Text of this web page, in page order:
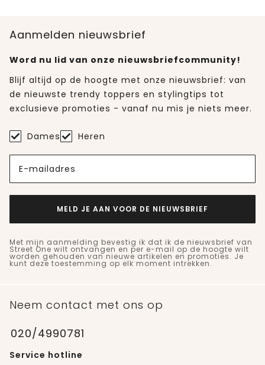
Aanmelden nieuwsbrief
Word nu lid van onze nieuwsbriefcommunity!
Blijf altijd op de hoogte met onze nieuwsbrief: van
de nieuwste trendy toppers en stylingtips tot
exclusieve promoties - vanaf nu mis je niets meer.
Dames Heren
E-mailadres
MELD JE AAN VOOR DE NIEUWSBRIEF
Met mijn aanmelding bevestig ik dat ik de nieuwsbrief van
Street One wilt ontvangen en per e-mail op de hoogte wilt
worden gehouden van nieuwe artikelen en promoties. Je
kunt deze toestemming op elk moment intrekken.
Neem contact met ons op
020/4990781
Service hotline